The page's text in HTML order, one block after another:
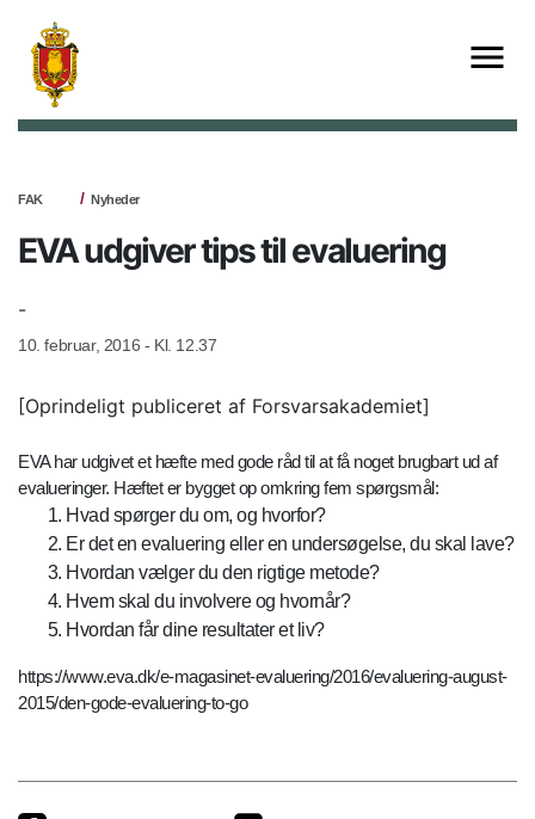
FAK Nyheder
EVA udgiver tips til evaluering
-
10. februar, 2016 - Kl. 12.37
[Oprindeligt publiceret af Forsvarsakademiet]
EVA har udgivet et hæfte med gode råd til at få noget brugbart ud af
evalueringer. Hæftet er bygget op omkring fem spørgsmål:
Hvad spørger du om, og hvorfor?
Er det en evaluering eller en undersøgelse, du skal lave?
Hvordan vælger du den rigtige metode?
Hvem skal du involvere og hvornår?
Hvordan får dine resultater et liv?
https://www.eva.dk/e-magasinet-evaluering/2016/evaluering-august-
2015/den-gode-evaluering-to-go